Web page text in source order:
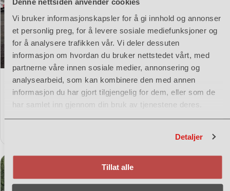
Denne nettsiden anvender cookies
Vi bruker informasjonskapsler for å gi innhold og annonser
et personlig preg, for å levere sosiale mediefunksjoner og
for å analysere trafikken vår. Vi deler dessuten
informasjon om hvordan du bruker nettstedet vårt, med
partnerne våre innen sosiale medier, annonsering og
analysearbeid, som kan kombinere den med annen
informasjon du har gjort tilgjengelig for dem, eller som de
har samlet inn gjennom din bruk av tjenestene deres.
Detaljer
Tillat alle
12. JUNI 2026
Sterkere satsing på elektrisitet og